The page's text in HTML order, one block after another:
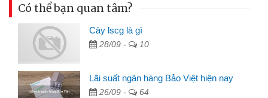
Có thể bạn quan tâm?
Cày lscg là gì
28/09 - 10
Lãi suất ngân hàng Bảo Việt hiện nay
26/09 - 64